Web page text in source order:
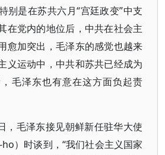
别是在苏共六月“宫廷政变”中支
在党内的地位后，中共在社会主
愈加突出，毛泽东的感觉也越来
义运动中，中共和苏共已经成为
毛泽东也有意在这方面负起责
，毛泽东接见朝鲜新任驻华大使
）时谈到，“我们社会主义国家